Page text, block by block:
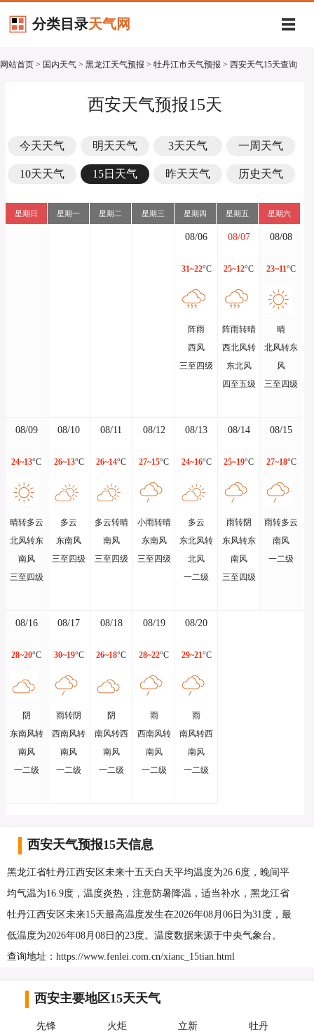
分类目录天气网
网站首页 > 国内天气 > 黑龙江天气预报 > 牡丹江市天气预报 > 西安天气15天查询
西安天气预报15天
今天天气 明天天气 3天天气 一周天气
10天天气 15日天气 昨天天气 历史天气
星期日 星期一 星期二 星期三 星期四 星期五 星期六
08/06
31~22°C
阵雨
西风
三至四级
08/07
25~12°C
阵雨转晴
西北风转
东北风
四至五级
08/08
23~11°C
晴
北风转东
风
三至四级
08/09
24~13°C
晴转多云
北风转东
南风
三至四级
08/10
26~13°C
多云
东南风
三至四级
08/11
26~14°C
多云转晴
南风
三至四级
08/12
27~15°C
小雨转晴
东南风
三至四级
08/13
24~16°C
多云
东北风转
北风
一二级
08/14
25~19°C
雨转阴
东风转东
南风
三至四级
08/15
27~18°C
雨转多云
南风
一二级
08/16
28~20°C
阴
东南风转
南风
一二级
08/17
30~19°C
雨转阴
西南风转
南风
一二级
08/18
26~18°C
阴
南风转西
南风
一二级
08/19
28~22°C
雨
西南风转
南风
一二级
08/20
29~21°C
雨
南风转西
南风
一二级
西安天气预报15天信息
黑龙江省牡丹江西安区未来十五天白天平均温度为26.6度，晚间平
均气温为16.9度，温度炎热，注意防暑降温，适当补水，黑龙江省
牡丹江西安区未来15天最高温度发生在2026年08月06日为31度，最
低温度为2026年08月08日的23度。温度数据来源于中央气象台。
查询地址：https://www.fenlei.com.cn/xianc_15tian.html
西安主要地区15天天气
先锋 火炬 立新
牡丹